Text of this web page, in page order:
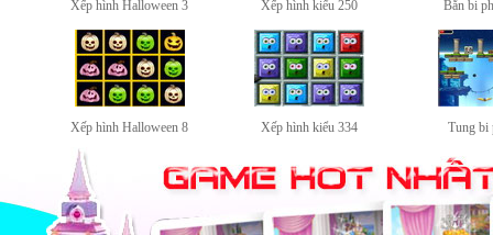
Xếp hình Halloween 3 Xếp hình kiểu 250 Bắn bi
Xếp hình Halloween 8 Xếp hình kiểu 334 Tung bi